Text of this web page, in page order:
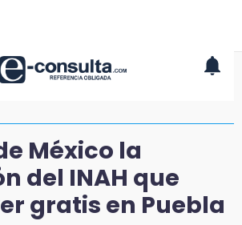
México la
del INAH que
gratis en Puebla